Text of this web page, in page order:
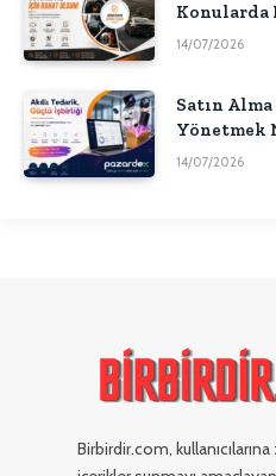
14/07/2026
Satın
Yönetmek
14/07/2026
Birbirdir.com,